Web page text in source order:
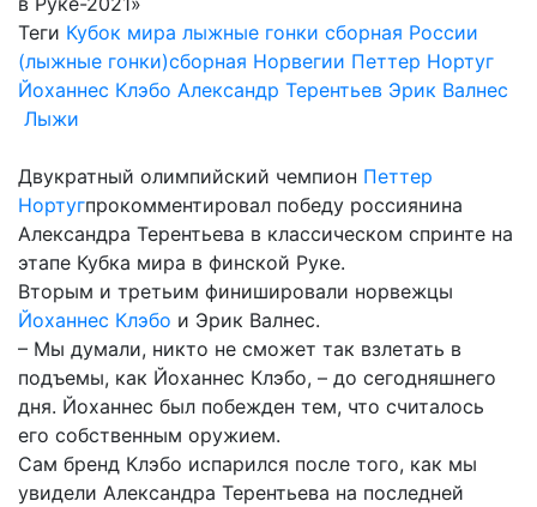
Теги Кубок мира лыжные гонки сборная России
(лыжные гонки)сборная Норвегии Петтер Нортуг
Йоханнес Клэбо Александр Терентьев Эрик Валнес
Лыжи
Двукратный олимпийский чемпион Петтер
Нортугпрокомментировал победу россиянина
Александра Терентьева в классическом спринте на
этапе Кубка мира в финской Руке.
Вторым и третьим финишировали норвежцы
Йоханнес Клэбо и Эрик Валнес.
– Мы думали, никто не сможет так взлетать в
подъемы, как Йоханнес Клэбо, – до сегодняшнего
дня. Йоханнес был побежден тем, что считалось
его собственным оружием.
Сам бренд Клэбо испарился после того, как мы
увидели Александра Терентьева на последней